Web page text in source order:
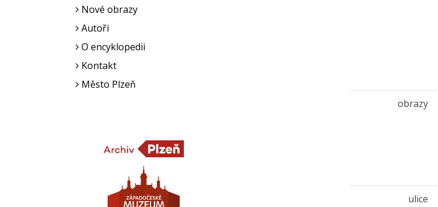
Nové obrazy
Autoři
O encyklopedii
Kontakt
Město Plzeň
obrazy
ulice